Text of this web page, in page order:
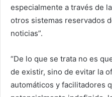
especialmente a través de
otros sistemas reservados
noticias”.
“De lo que se trata no es
de existir, sino de evitar la
automáticos y facilitadores